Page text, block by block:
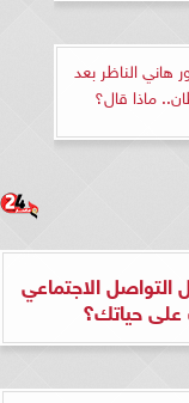
هاني الناظر بعد
ماذا قال؟
الاجتماعي
حياتك؟